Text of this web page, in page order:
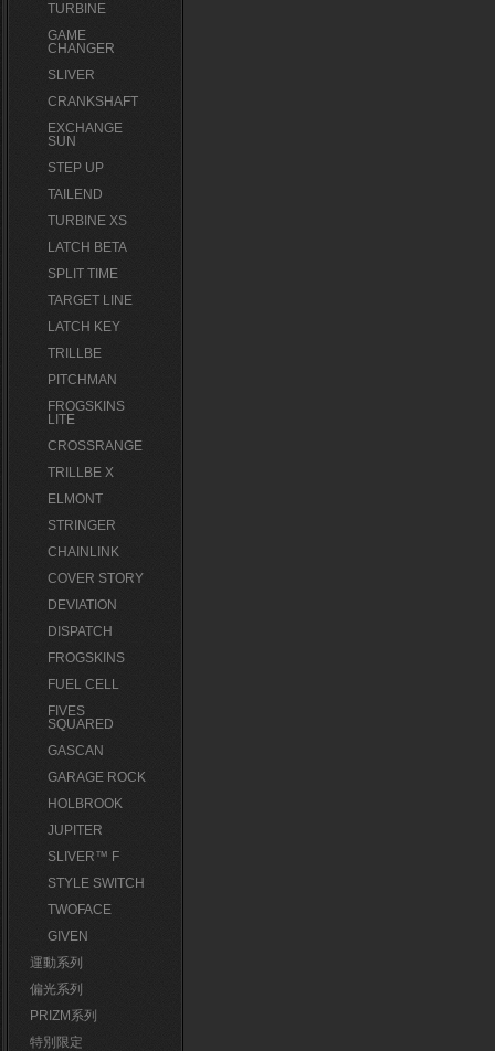
TURBINE
GAME
CHANGER
SLIVER
CRANKSHAFT
EXCHANGE
SUN
STEP UP
TAILEND
TURBINE XS
LATCH BETA
SPLIT TIME
TARGET LINE
LATCH KEY
TRILLBE
PITCHMAN
FROGSKINS
LITE
CROSSRANGE
TRILLBE X
ELMONT
STRINGER
CHAINLINK
COVER STORY
DEVIATION
DISPATCH
FROGSKINS
FUEL CELL
FIVES
SQUARED
GASCAN
GARAGE ROCK
HOLBROOK
JUPITER
SLIVER™ F
STYLE SWITCH
TWOFACE
GIVEN
運動系列
偏光系列
PRIZM系列
特別限定